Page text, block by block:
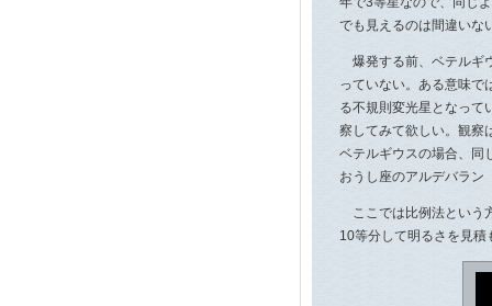
でも見えるのは間違いな
爆発する前、ベテルギ
っていない。ある意味で
る不規則変光星となって
察してみて欲しい。観察
ベテルギウスの場合、同
おうし座のアルデバラン
ここでは比例法という
10等分して明るさを見